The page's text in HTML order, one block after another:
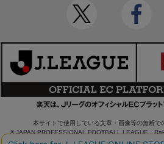
本サイトで使用している文章・画像等の無断で
© JAPAN PROFESSIONAL FOOTBALL LEAGUE
SERVED.